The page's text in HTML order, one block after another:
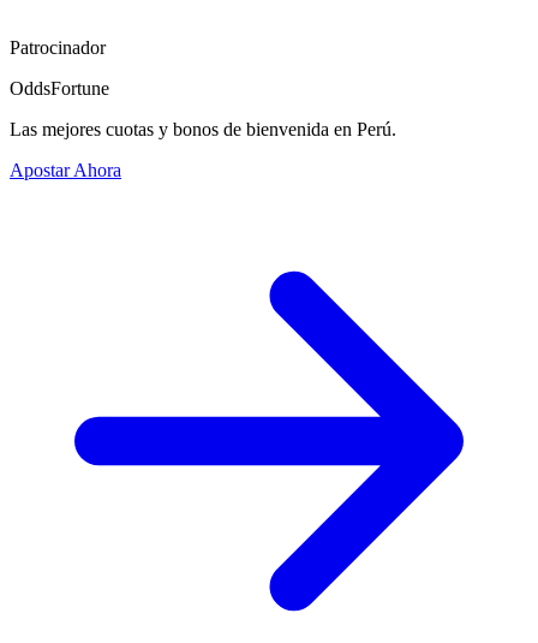
Patrocinador
OddsFortune
Las mejores cuotas y bonos de bienvenida en Perú.
Apostar Ahora